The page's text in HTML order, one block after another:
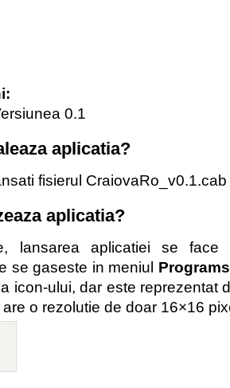
0.1
aplicatia?
fisierul
aplicatia?
lansarea aplicatiei se face
se gaseste in meniul Programs
icon-ului, dar este reprezentat
o rezolutie de doar 16×16